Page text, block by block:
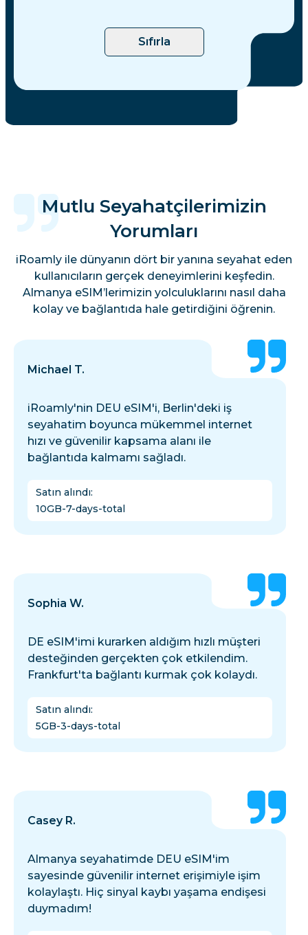
Sıfırla
Mutlu Seyahatçilerimizin
Yorumları
iRoamly ile dünyanın dört bir yanına seyahat eden
kullanıcıların gerçek deneyimlerini keşfedin.
Almanya eSIM’lerimizin yolculuklarını nasıl daha
kolay ve bağlantıda hale getirdiğini öğrenin.
Michael T.
iRoamly'nin DEU eSIM'i, Berlin'deki iş
seyahatim boyunca mükemmel internet
hızı ve güvenilir kapsama alanı ile
bağlantıda kalmamı sağladı.
Satın alındı:
10GB-7-days-total
Sophia W.
DE eSIM'imi kurarken aldığım hızlı müşteri
desteğinden gerçekten çok etkilendim.
Frankfurt'ta bağlantı kurmak çok kolaydı.
Satın alındı:
5GB-3-days-total
Casey R.
Almanya seyahatimde DEU eSIM'im
sayesinde güvenilir internet erişimiyle işim
kolaylaştı. Hiç sinyal kaybı yaşama endişesi
duymadım!